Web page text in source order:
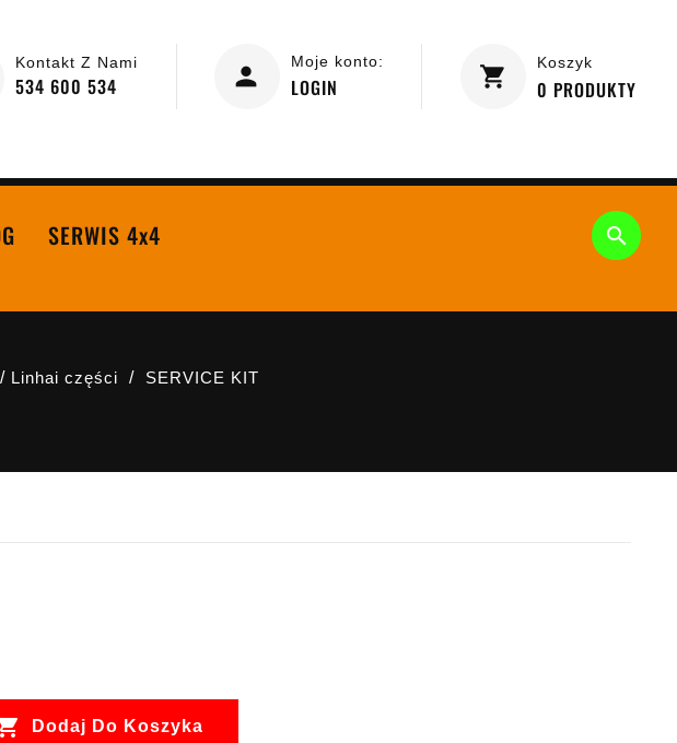
Koszyk
0 PRODUKTY
Moje konto:
LOGIN
Kontakt Z Nami
534 600 534
SERWIS 4x4

Linhai części SERVICE KIT
Dodaj Do Koszyka